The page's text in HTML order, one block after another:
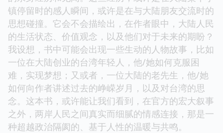
镇停留时的感人瞬间，或许是在与大陆朋友交流时的
思想碰撞。它会不会描绘出，在作者眼中，大陆人民
的生活状态、价值观念，以及他们对于未来的期盼？
我设想，书中可能会出现一些生动的人物故事，比如
一位在大陆创业的台湾年轻人，他/她如何克服困
难，实现梦想；又或者，一位大陆的老先生，他/她
如何向作者讲述过去的峥嵘岁月，以及对台湾的思
念。这本书，或许能让我们看到，在官方的宏大叙事
之外，两岸人民之间真实而细腻的情感连接，那是一
种超越政治隔阂的、基于人性的温暖与共鸣。